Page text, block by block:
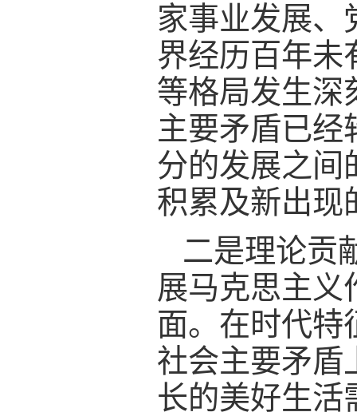
家事业发展、
界经历百年未
等格局发生深
主要矛盾已经
分的发展之间
积累及新出现
二是理论贡
展马克思主义
面。在时代特
社会主要矛盾
长的美好生活